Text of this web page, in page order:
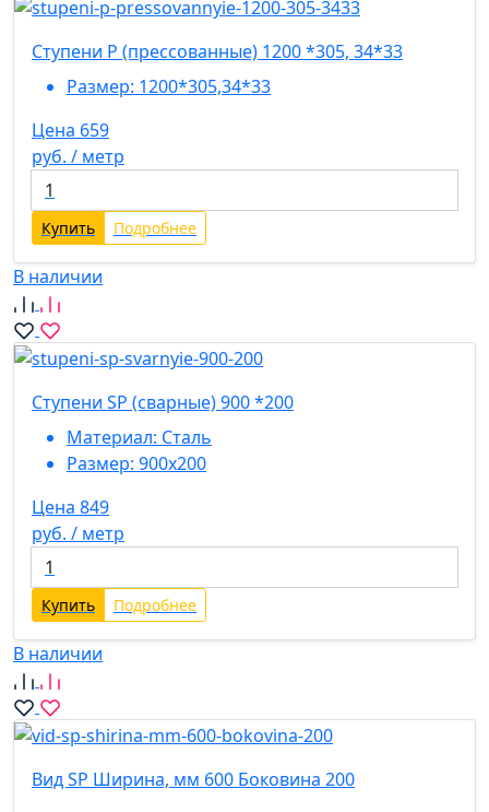
Ступени P (прессованные) 1200 *305, 34*33
Размер: 1200*305,34*33
Цена 659
руб. / метр
Купить Подробнее
В наличии
Ступени SP (сварные) 900 *200
Материал: Сталь
Размер: 900х200
Цена 849
руб. / метр
Купить Подробнее
В наличии
Вид SP Ширина, мм 600 Боковина 200